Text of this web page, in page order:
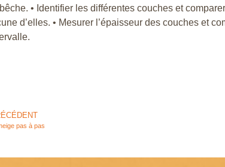
• Identifier les différentes couches et
d’elles. • Mesurer l’épaisseur des couches et
neige pas à pas